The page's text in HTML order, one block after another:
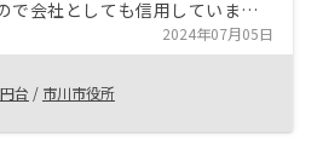
で会社としても信用していまし
や講習会も充実していて、楽し
はアプリの新着をチェックして
のがあったので担当者と相談
DXに優れ、すべてスマホで完結
す。確定申告も楽です。 友人
2024年07月05日
台 / 市川市役所